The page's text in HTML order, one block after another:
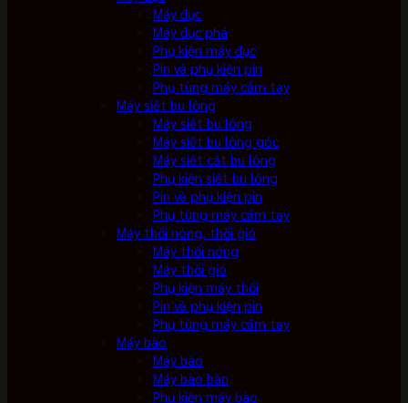
Máy đục
Máy đục phá
Phụ kiện máy đục
Pin và phụ kiện pin
Phụ tùng máy cầm tay
Máy siết bu lông
Máy siết bu lông
Máy siết bu lông góc
Máy siết cắt bu lông
Phụ kiện siết bu lông
Pin và phụ kiện pin
Phụ tùng máy cầm tay
Máy thổi nóng, thổi gió
Máy thổi nóng
Máy thổi gió
Phụ kiện máy thổi
Pin và phụ kiện pin
Phụ tùng máy cầm tay
Máy bào
Máy bào
Máy bào bàn
Phụ kiện máy bào